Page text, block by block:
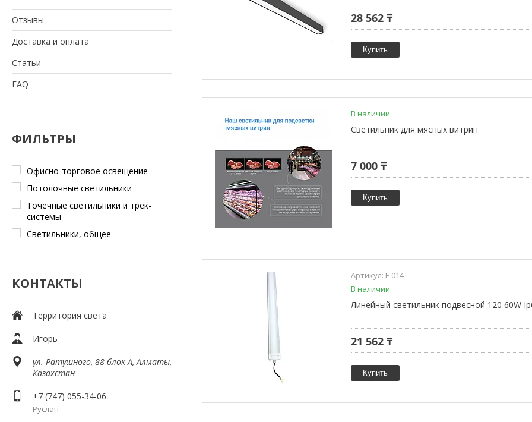
Отзывы
Доставка и оплата
Статьи
FAQ
ФИЛЬТРЫ
Офисно-торговое освещение
Потолочные светильники
Точечные светильники и трек-
системы
Светильники, общее
КОНТАКТЫ
Территория света
Игорь
ул. Ратушного, 88 блок A, Алматы,
Казахстан
+7 (747) 055-34-06
Руслан
28 562 ₸
Купить
В наличии
Светильник для мясных витрин
7 000 ₸
Купить
F-014
В наличии
Линейный светильник подвесной 120 60W
21 562 ₸
Купить